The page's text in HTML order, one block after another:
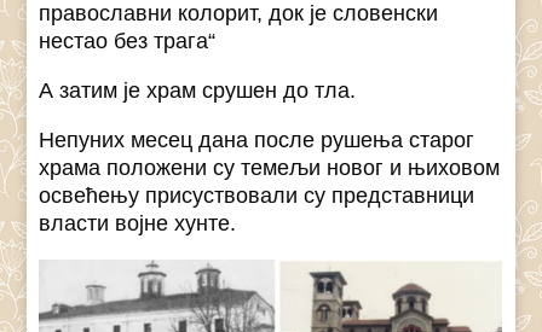
православни колорит, док је словенски
нестао без трага“
А затим је храм срушен до тла.
Непуних месец дана после рушења старог
храма положени су темељи новог и њиховом
освећењу присуствовали су представници
власти војне хунте.